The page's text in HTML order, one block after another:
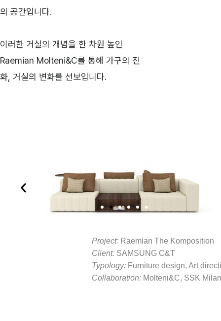
의 공간입니다.
이러한 거실의 개념을 한 차원 높인
Raemian Molteni&C를 통해 가구의 진
화, 거실의 변화를 선보입니다.
Project: Raemian The Komposition
Client: SAMSUNG C&T
Typology: Furniture design, Art
Collaboration: Molteni&C, SSK